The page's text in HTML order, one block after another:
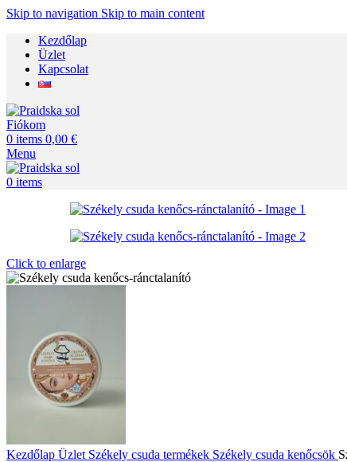
Skip to navigation Skip to main content
Kezdőlap
Üzlet
Kapcsolat
Fiókom
0 items 0,00 €
Menu
0 items
Click to enlarge
Kezdőlap Üzlet Székely csuda termékek Székely csuda kenőcsök